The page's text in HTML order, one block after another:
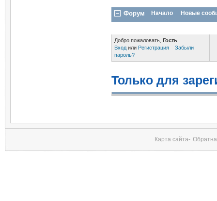
Форум Начало Новые
Добро пожаловать, Гость
Вход или Регистрация
Забыли
пароль?
Только для
Карта сайта-